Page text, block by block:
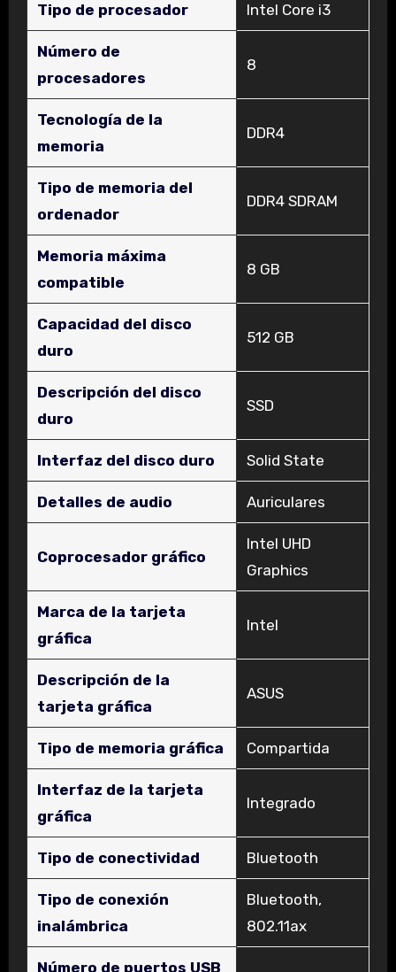
Tipo de procesador ‎Intel Core i3
Número de
procesadores
‎8
Tecnología de la
memoria
‎DDR4
Tipo de memoria del
ordenador
‎DDR4 SDRAM
Memoria máxima
compatible
‎8 GB
Capacidad del disco
duro
‎512 GB
Descripción del disco
duro
‎SSD
Interfaz del disco duro ‎Solid State
Detalles de audio ‎Auriculares
Coprocesador gráfico
‎Intel UHD
Graphics
Marca de la tarjeta
gráfica
‎Intel
Descripción de la
tarjeta gráfica
‎ASUS
Tipo de memoria gráfica ‎Compartida
Interfaz de la tarjeta
gráfica
‎Integrado
Tipo de conectividad ‎Bluetooth
Tipo de conexión
inalámbrica
‎Bluetooth,
802.11ax
Número de puertos USB